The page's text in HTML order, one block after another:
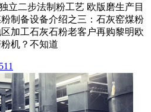
立二步法制粉工艺 欧版磨生产目
制备设备介绍之三：石灰窑煤粉
加工石灰石粉老客户再购黎明欧
机？不知道